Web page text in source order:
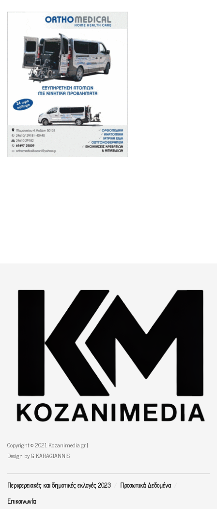
Copyright © 2021 Kozanimedia.gr |
Design by G KARAGIANNIS
Περιφερειακές και δημοτικές εκλογές 2023
Προσωπικά Δεδομένα
Επικοινωνία